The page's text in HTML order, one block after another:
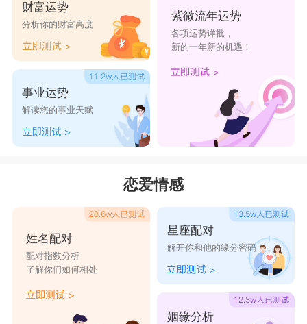
财富运势
分析你的财富高度
事业运势
解读您的事业天赋
紫微流年运势
各项运势详批，
新的一年新的机遇！
恋爱情感
姓名配对
配对指数分析
了解你们如何相处
星座配对
解开你和他的缘分密码
姻缘分析